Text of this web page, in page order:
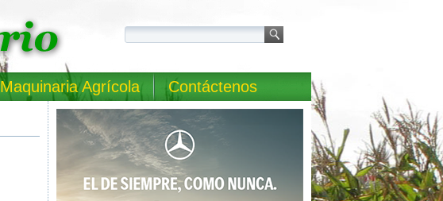
Maquinaria Agrícola Contáctenos